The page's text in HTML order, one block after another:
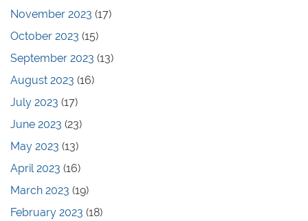
November 2023 (17)
October 2023 (15)
September 2023 (13)
August 2023 (16)
July 2023 (17)
June 2023 (23)
May 2023 (13)
April 2023 (16)
March 2023 (19)
February 2023 (18)